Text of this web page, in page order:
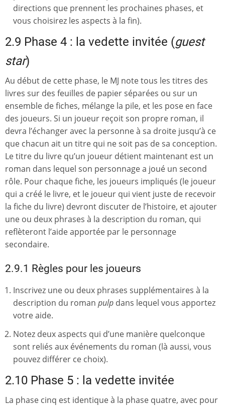
directions que prennent les prochaines phases, et
vous choisirez les aspects à la fin).
2.9 Phase 4 : la vedette invitée (guest
star)
Au début de cette phase, le MJ note tous les titres des
livres sur des feuilles de papier séparées ou sur un
ensemble de fiches, mélange la pile, et les pose en face
des joueurs. Si un joueur reçoit son propre roman, il
devra l’échanger avec la personne à sa droite jusqu’à ce
que chacun ait un titre qui ne soit pas de sa conception.
Le titre du livre qu’un joueur détient maintenant est un
roman dans lequel son personnage a joué un second
rôle. Pour chaque fiche, les joueurs impliqués (le joueur
qui a créé le livre, et le joueur qui vient juste de recevoir
la fiche du livre) devront discuter de l’histoire, et ajouter
une ou deux phrases à la description du roman, qui
reflèteront l’aide apportée par le personnage
secondaire.
2.9.1 Règles pour les joueurs
Inscrivez une ou deux phrases supplémentaires à la
description du roman pulp dans lequel vous apportez
votre aide.
Notez deux aspects qui d’une manière quelconque
sont reliés aux événements du roman (là aussi, vous
pouvez différer ce choix).
2.10 Phase 5 : la vedette invitée
La phase cinq est identique à la phase quatre, avec pour